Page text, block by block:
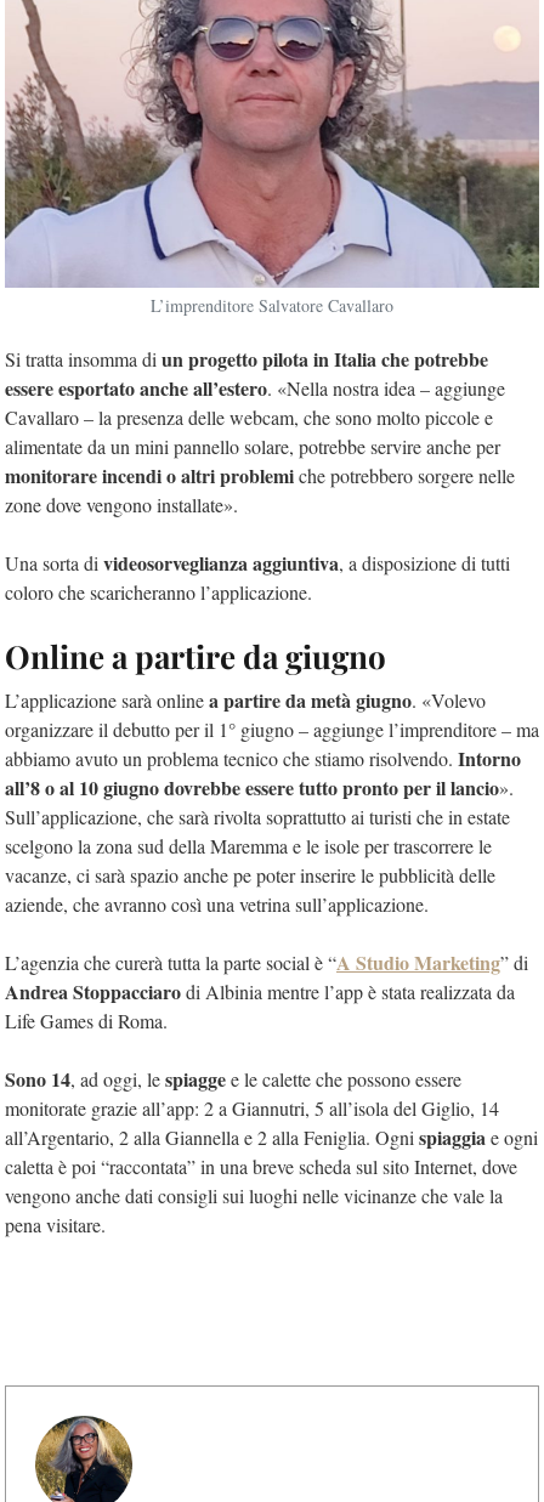
L’imprenditore Salvatore Cavallaro
Si tratta insomma di un progetto pilota in Italia che potrebbe
essere esportato anche all’estero. «Nella nostra idea – aggiunge
Cavallaro – la presenza delle webcam, che sono molto piccole e
alimentate da un mini pannello solare, potrebbe servire anche per
monitorare incendi o altri problemiche potrebbero sorgere nelle
zone dove vengono installate».
Una sorta di videosorveglianza aggiuntiva, a disposizione di tutti
coloro che scaricheranno l’applicazione.
Online a partire da giugno
L’applicazione sarà onlinea partire da metà giugno. «Volevo
organizzare il debutto per il 1° giugno – aggiunge l’imprenditore – ma
abbiamo avuto un problema tecnico che stiamo risolvendo. Intorno
all’8 o al 10 giugno dovrebbe essere tutto pronto per il lancio».
Sull’applicazione, che sarà rivolta soprattutto ai turisti che in estate
scelgono la zona sud della Maremma e le isole per trascorrere le
vacanze, ci sarà spazio anche pe poter inserire le pubblicità delle
aziende, che avranno così una vetrina sull’applicazione.
L’agenzia che curerà tutta la parte social è “A Studio Marketing” di
Andrea Stoppacciarodi Albinia mentre l’app è stata realizzata da
Life Games di Roma.
Sono 14, ad oggi, lespiaggee le calette che possono essere
monitorate grazie all’app: 2 a Giannutri, 5 all’isola del Giglio, 14
all’Argentario, 2 alla Giannella e 2 alla Feniglia. Ogni spiaggiae ogni
caletta è poi “raccontata” in una breve scheda sul sito Internet, dove
vengono anche dati consigli sui luoghi nelle vicinanze che vale la
pena visitare.